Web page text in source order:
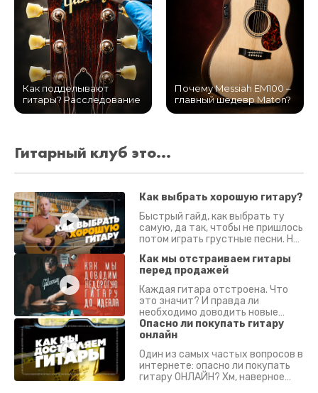
Как подделывают
гитары? Расследование
Почему Messiah EM100 –
главный шедевр Maton?
Гитарный клуб это...
Как выбрать хорошую гитару?
Быстрый гайд, как выбрать ту
самую, да так, чтобы не пришлось
потом играть грустные песни. На
Как мы отстраиваем гитары
перед продажей
Каждая гитара отстроена. Что
это значит? И правда ли
необходимо доводить новые
гитары? Если кратко - да.
Подробно - в видео :)
Опасно ли покупать гитару
онлайн
Один из самых частых вопросов в
интернете: опасно ли покупать
гитару ОНЛАЙН? Хм, наверное